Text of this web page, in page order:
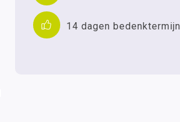
14 dagen bedenktermijn